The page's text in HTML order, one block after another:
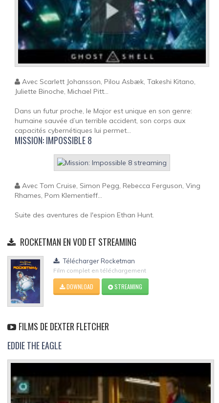
Avec Scarlett Johansson, Pilou Asbæk, Takeshi Kitano,
Juliette Binoche, Michael Pitt...
Dans un futur proche, le Major est unique en son genre:
humaine sauvée d’un terrible accident, son corps aux
capacités cybernétiques lui permet...
MISSION: IMPOSSIBLE 8
Avec Tom Cruise, Simon Pegg, Rebecca Ferguson, Ving
Rhames, Pom Klementieff...
Suite des aventures de l'espion Ethan Hunt.
ROCKETMAN EN VOD ET STREAMING
Télécharger Rocketman
Film complet en téléchargement
DOWNLOAD STREAMING
FILMS DE DEXTER FLETCHER
EDDIE THE EAGLE